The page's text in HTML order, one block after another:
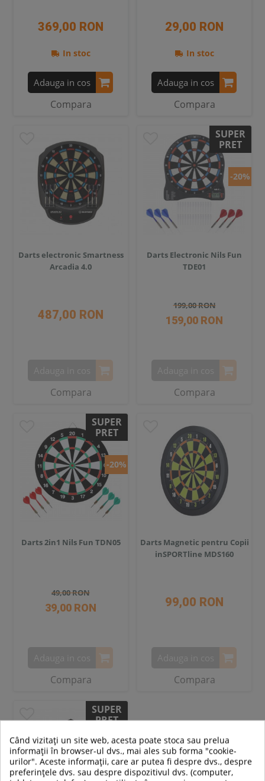
369,00 RON
In stoc
Adauga in cos
Compara
29,00 RON
In stoc
Adauga in cos
Compara
Darts electronic Smartness
Arcadia 4.0
487,00 RON
Compara
SUPER
PRET
-20%
Darts Electronic Nils Fun
TDE01
199,00 RON
159,00 RON
Compara
SUPER
PRET
-20%
Darts 2in1 Nils Fun TDN05
49,00 RON
39,00 RON
Compara
Darts Magnetic pentru Copii
inSPORTline MDS160
99,00 RON
Compara
SUPER
PRET
-20%
Când vizitați un site web, acesta poate stoca sau prelua
informații în browser-ul dvs., mai ales sub forma "cookie-
urilor". Aceste informații, care ar putea fi despre dvs., despre
preferințele dvs. sau despre dispozitivul dvs. (computer,